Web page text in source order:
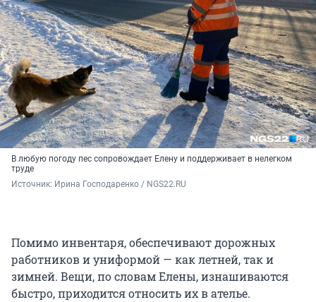
В любую погоду пес сопровождает Елену и поддерживает в нелегком
труде
Источник: Ирина Господаренко / NGS22.RU
Помимо инвентаря, обеспечивают дорожных
работников и униформой — как летней, так и
зимней. Вещи, по словам Елены, изнашиваются
быстро, приходится относить их в ателье.